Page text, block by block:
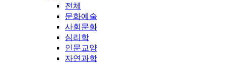
전체
문화예술
사회문화
심리학
인문교양
자연과학